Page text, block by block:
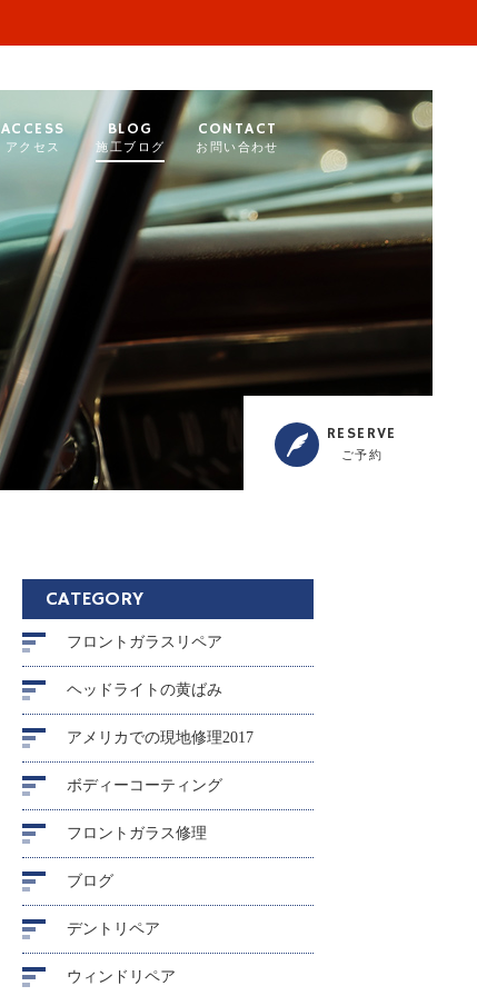
ACCESS
アクセス
BLOG
施工ブログ
CONTACT
お問い合わせ
RESERVE
ご予約
CATEGORY
フロントガラスリペア
ヘッドライトの黄ばみ
アメリカでの現地修理2017
ボディーコーティング
フロントガラス修理
ブログ
デントリペア
ウィンドリペア